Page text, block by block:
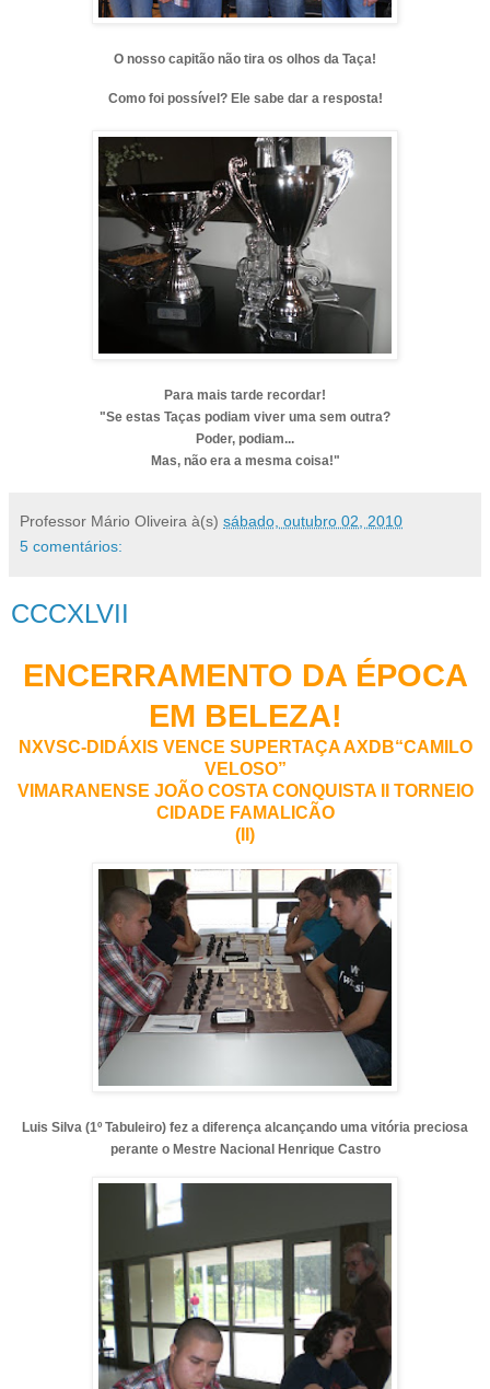
O nosso capitão não tira os olhos da Taça!
Como foi possível? Ele sabe dar a resposta!
Para mais tarde recordar!
"Se estas Taças podiam viver uma sem outra?
Poder, podiam...
Mas, não era a mesma coisa!"
Professor Mário Oliveira à(s) sábado, outubro 02, 2010
5 comentários:
CCCXLVII
ENCERRAMENTO DA ÉPOCA
EM BELEZA!
NXVSC-DIDÁXIS VENCE SUPERTAÇA AXDB“CAMILO
VELOSO”
VIMARANENSE JOÃO COSTA CONQUISTA II TORNEIO
CIDADE FAMALICÃO
(II)
Luis Silva (1º Tabuleiro) fez a diferença alcançando uma vitória preciosa
perante o Mestre Nacional Henrique Castro